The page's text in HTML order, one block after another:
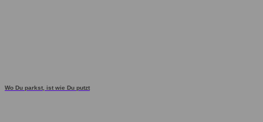
Wo Du parkst, ist wie Du putzt